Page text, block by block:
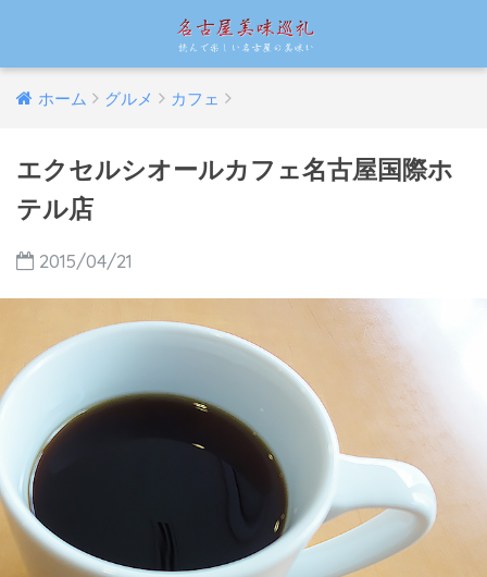
ホーム グルメ カフェ
エクセルシオールカフェ名古屋国際ホ
テル店
2015/04/21